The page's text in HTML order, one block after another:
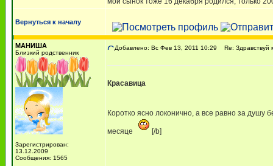
Вернуться к началу
МАНИША
Близкий родственник
Зарегистрирован:
13.12.2009
Сообщения: 1565
Добавлено: Вс Фев 13, 2011 10:29 Re:
Красавица
Коротко ясно локонично, а все равно за душу
месяце [/b]